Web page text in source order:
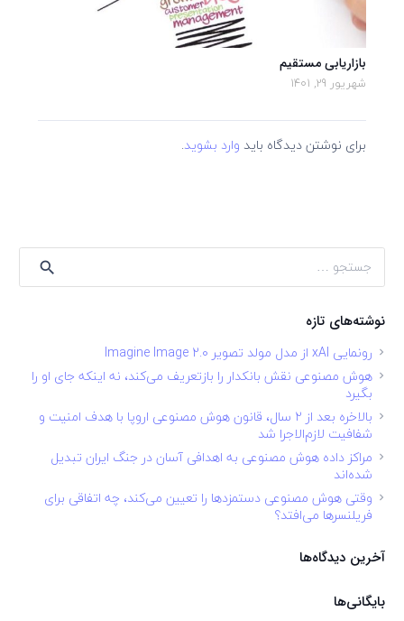
بازاریابی مستقیم
شهریور 29, 1401
برای نوشتن دیدگاه باید وارد بشوید.
جستجو
برای:
نوشته‌های تازه
رونمایی xAI از مدل مولد تصویر Imagine Image 2.0
هوش مصنوعی نقش بانکدار را بازتعریف می‌کند، نه اینکه جای او را
بگیرد
بالاخره بعد از ۲ سال، قانون هوش مصنوعی اروپا با هدف امنیت و
شفافیت لازم‌الاجرا شد
مراکز داده هوش مصنوعی به اهدافی آسان در جنگ ایران تبدیل
شده‌اند
وقتی هوش مصنوعی دستمزدها را تعیین می‌کند، چه اتفاقی برای
فریلنسرها می‌افتد؟
آخرین دیدگاه‌ها
بایگانی‌ها